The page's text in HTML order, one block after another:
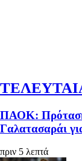
ΠΑΟΚ:
Γαλατασαράι
πριν 5 λεπτά